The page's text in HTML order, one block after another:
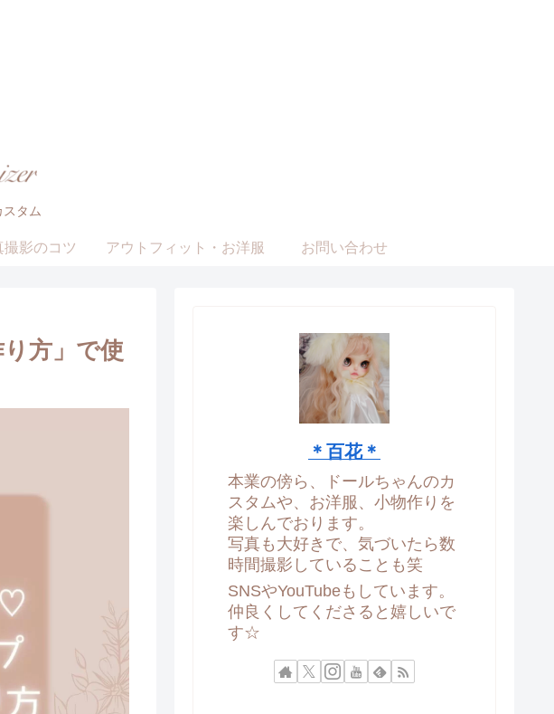
タム
撮影のコツ アウトフィット・お洋服 お問い合わせ
方」で使
＊百花＊
本業の傍ら、ドールちゃんのカ
スタムや、お洋服、小物作りを
楽しんでおります。
写真も大好きで、気づいたら数
時間撮影していることも笑
SNSやYouTubeもしています。
仲良くしてくださると嬉しいで
す☆